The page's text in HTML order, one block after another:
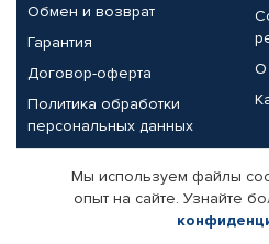
Обмен и возврат
Гарантия
Договор-оферта
Политика обработки
персональных данных
О
Партнерам
Корпоративным клиентам
Мы используем файлы
опыт на сайте. Узнайте